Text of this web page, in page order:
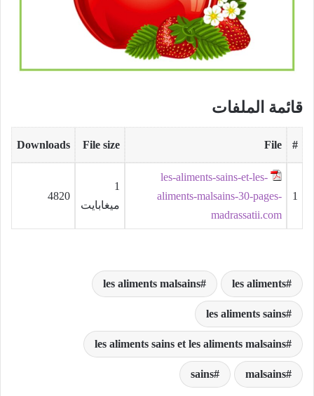
قائمة الملفات
#
File
File size
Downloads
1
les-aliments-sains-et-les-
aliments-malsains-30-pages-
madrassatii.com
1
ميغابايت
4820
les aliments
les aliments malsains
les aliments sains
les aliments sains et les aliments malsains
malsains
sains